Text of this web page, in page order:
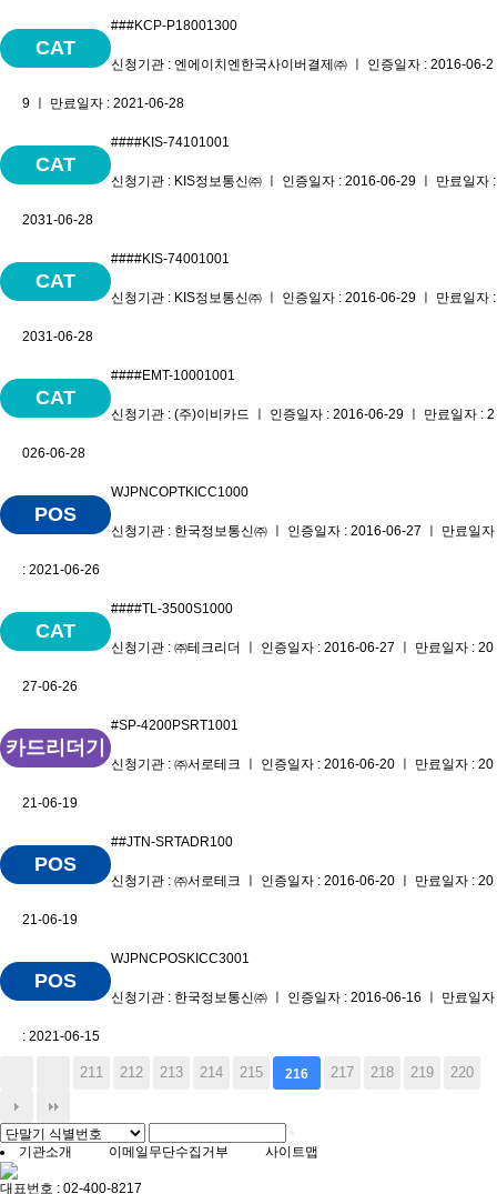
CAT
###KCP-P18001300
신청기관 : 엔에이치엔한국사이버결제㈜ ㅣ 인증일자 : 2016-06-2
9 ㅣ 만료일자 : 2021-06-28
CAT
####KIS-74101001
신청기관 : KIS정보통신㈜ ㅣ 인증일자 : 2016-06-29 ㅣ 만료일자 :
2031-06-28
CAT
####KIS-74001001
신청기관 : KIS정보통신㈜ ㅣ 인증일자 : 2016-06-29 ㅣ 만료일자 :
2031-06-28
CAT
####EMT-10001001
신청기관 : (주)이비카드 ㅣ 인증일자 : 2016-06-29 ㅣ 만료일자 : 2
026-06-28
POS
WJPNCOPTKICC1000
신청기관 : 한국정보통신㈜ ㅣ 인증일자 : 2016-06-27 ㅣ 만료일자
: 2021-06-26
CAT
####TL-3500S1000
신청기관 : ㈜테크리더 ㅣ 인증일자 : 2016-06-27 ㅣ 만료일자 : 20
27-06-26
카드리더기
#SP-4200PSRT1001
신청기관 : ㈜서로테크 ㅣ 인증일자 : 2016-06-20 ㅣ 만료일자 : 20
21-06-19
POS
##JTN-SRTADR100
신청기관 : ㈜서로테크 ㅣ 인증일자 : 2016-06-20 ㅣ 만료일자 : 20
21-06-19
POS
WJPNCPOSKICC3001
신청기관 : 한국정보통신㈜ ㅣ 인증일자 : 2016-06-16 ㅣ 만료일자
: 2021-06-15
211 212 213 214 215 216 217 218 219 220
기관소개 이메일무단수집거부 사이트맵
대표번호 : 02-400-8217